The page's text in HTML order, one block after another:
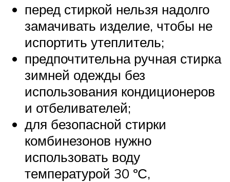
перед стиркой нельзя надолго
замачивать изделие, чтобы не
испортить утеплитель;
предпочтительна ручная стирка
зимней одежды без
использования кондиционеров
и отбеливателей;
для безопасной стирки
комбинезонов нужно
использовать воду
температурой 30 ºС,